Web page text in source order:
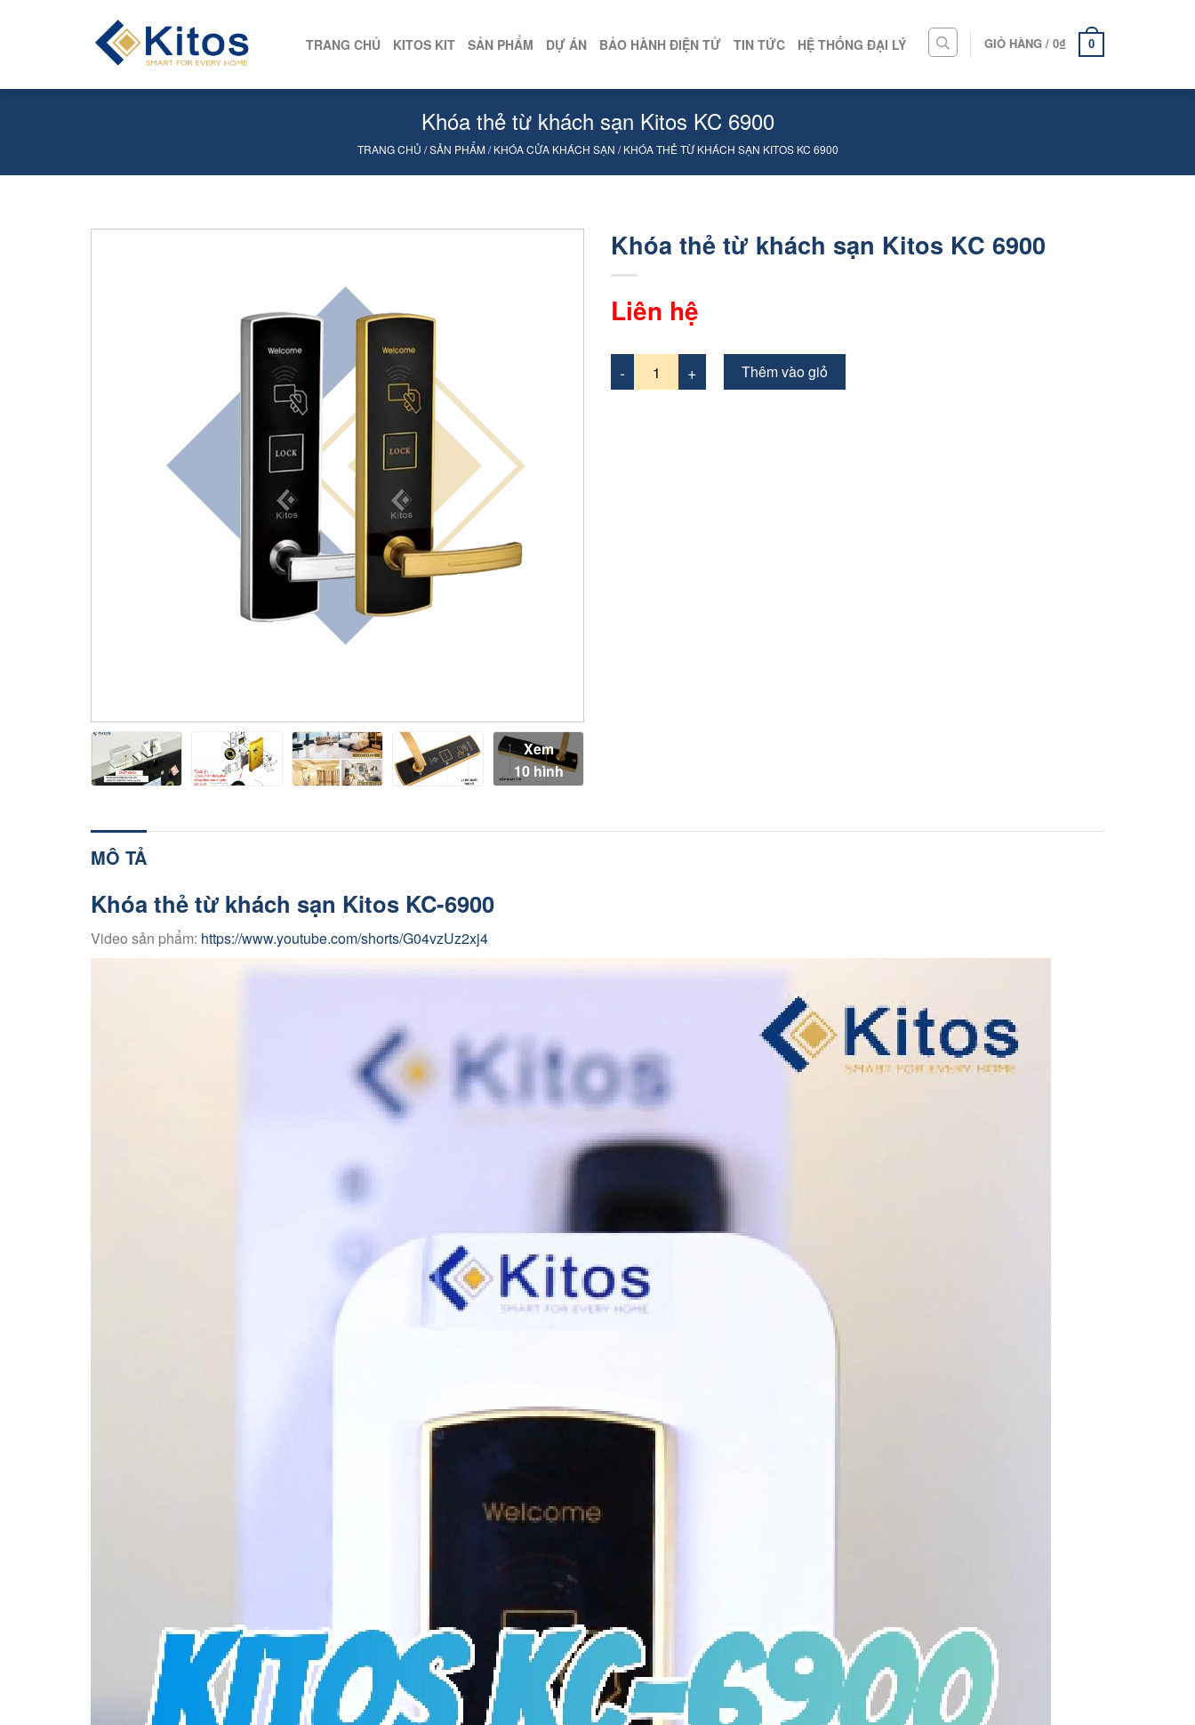
TRANG CHỦ KITOS KIT SẢN PHẨM DỰ ÁN BẢO HÀNH ĐIỆN TỬ TIN TỨC HỆ THỐNG ĐẠI LÝ GIỎ HÀNG /0₫ 0
Khóa thẻ từ khách sạn Kitos KC 6900
TRANG CHỦ /SẢN PHẨM/KHÓA CỬA KHÁCH SẠN /KHÓA THẺ TỪ KHÁCH SẠN KITOS KC 6900
Xem
10 hình
Khóa thẻ từ khách sạn Kitos KC 6900
Liên hệ
Thêm vào giỏ
MÔ TẢ
Khóa thẻ từ khách sạn Kitos KC-6900
Video sản phẩm: https://www.youtube.com/shorts/G04vzUz2xj4